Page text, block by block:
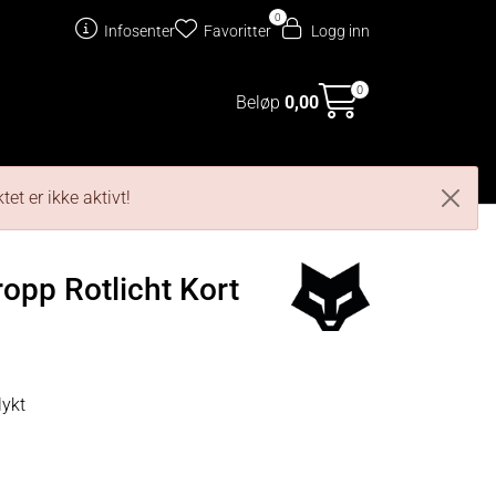
Infosenter
0
Favoritter Logg inn
Beløp 0,00
0
Oppgradering
er ikke aktivt!
Rotlicht Kort